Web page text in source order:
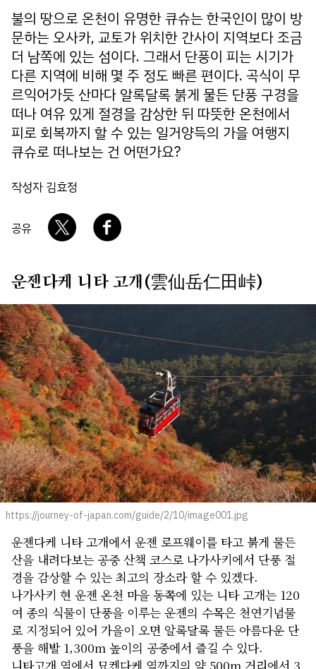
불의 땅으로 온천이 유명한 큐슈는 한국인이 많이 방
문하는 오사카, 교토가 위치한 간사이 지역보다 조금
더 남쪽에 있는 섬이다. 그래서 단풍이 피는 시기가
다른 지역에 비해 몇 주 정도 빠른 편이다. 곡식이 무
르익어가듯 산마다 알록달록 붉게 물든 단풍 구경을
떠나 여유 있게 절경을 감상한 뒤 따뜻한 온천에서
피로 회복까지 할 수 있는 일거양득의 가을 여행지
큐슈로 떠나보는 건 어떤가요?
작성자 김효정
공유
운젠다케 니타 고개(雲仙岳仁田峠)
https://journey-of-japan.com/guide/2/10/image001.jpg
운젠다케 니타 고개에서 운젠 로프웨이를 타고 붉게 물든
산을 내려다보는 공중 산책 코스로 나가사키에서 단풍 절
경을 감상할 수 있는 최고의 장소라 할 수 있겠다.
나가사키 현 운젠 온천 마을 동쪽에 있는 니타 고개는 120
여 종의 식물이 단풍을 이루는 운젠의 수목은 천연기념물
로 지정되어 있어 가을이 오면 알록달록 물든 아름다운 단
풍을 해발 1,300m 높이의 공중에서 즐길 수 있다.
니타고개 역에서 묘켄다케 역까지의 약 500m 거리에서 3